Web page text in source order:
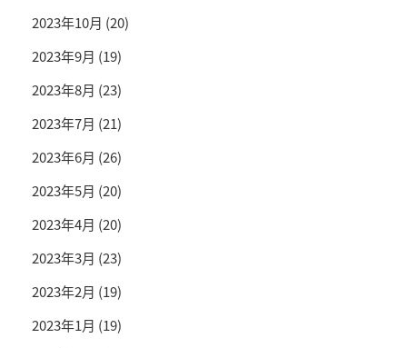
2023年10月 (20)
2023年9月 (19)
2023年8月 (23)
2023年7月 (21)
2023年6月 (26)
2023年5月 (20)
2023年4月 (20)
2023年3月 (23)
2023年2月 (19)
2023年1月 (19)